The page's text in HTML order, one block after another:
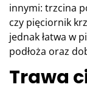
innymi: trzcina
czy pięciornik
jednak łatwa w
podłoża oraz
Trawa